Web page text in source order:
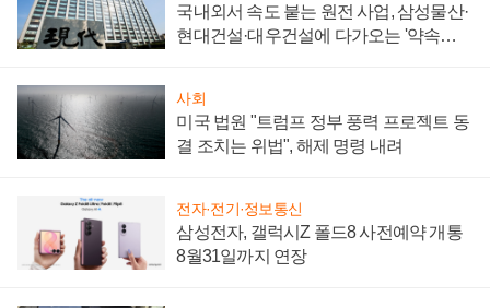
국내외서 속도 붙는 원전 사업, 삼성물산·
현대건설·대우건설에 다가오는 '약속의
사회
미국 법원 "트럼프 정부 풍력 프로젝트 동
결 조치는 위법", 해제 명령 내려
전자·전기·정보통신
삼성전자, 갤럭시Z 폴드8 사전예약 개통
8월31일까지 연장